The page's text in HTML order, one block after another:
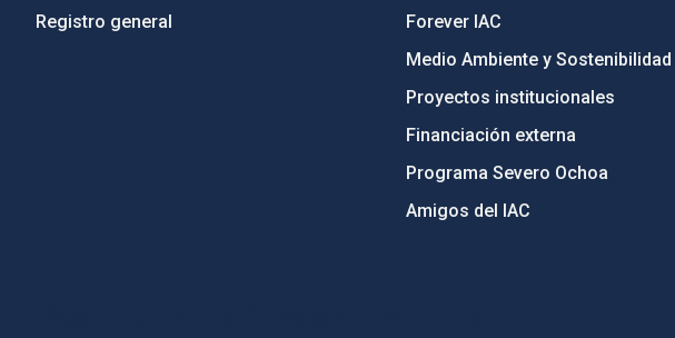
Registro general
Forever IAC
Medio Ambiente y Sostenibilidad
Proyectos institucionales
Financiación externa
Programa Severo Ochoa
Amigos del IAC